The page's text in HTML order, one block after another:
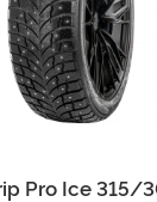
Pro Ice 315/